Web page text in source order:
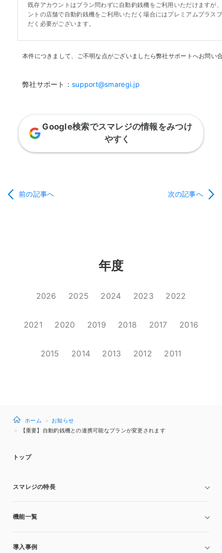
既存アカウントはプラン問わずに自動釣銭機をご利用いただけますが
ントの店舗で自動釣銭機をご利用いただく場合にはプレミアムプラス
だく必要がございます。
本件につきまして、ご不明な点がございましたら弊社サポートへお問い
弊社サポート： support@smaregi.jp
Google検索でスマレジの情報をみつけ
やすく
前の記事へ 次の記事へ
年度
2026 2025 2024 2023 2022
2021 2020 2019 2018 2017 2016
2015 2014 2013 2012 2011
ホーム
お知らせ
【重要】自動釣銭機との連携可能なプランが変更されます
トップ
スマレジの特長
機能一覧
導入事例